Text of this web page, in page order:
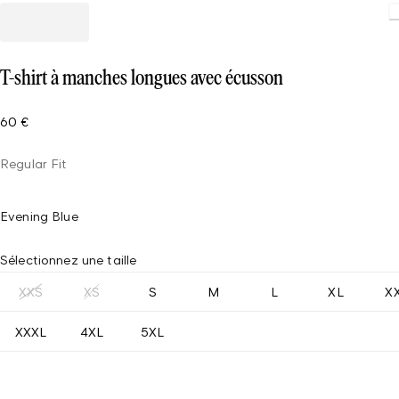
T-shirt à manches longues avec écusson
60 €
Regular Fit
Evening Blue
Sélectionnez une taille
XXS XS S M L XL
XXXL 4XL 5XL